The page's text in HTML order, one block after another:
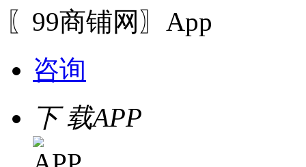
〖99商铺网〗App
咨询
下 载APP